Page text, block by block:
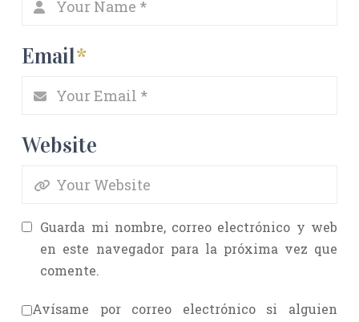
Email*
Website
Guarda mi nombre, correo electrónico y web
en este navegador para la próxima vez que
comente.
Avísame por correo electrónico si alguien